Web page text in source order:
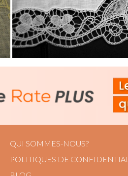
QUI SOMMES-NOUS?
POLITIQUES DE